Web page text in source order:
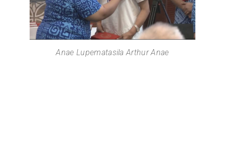
Anae Lupematasila Arthur Anae